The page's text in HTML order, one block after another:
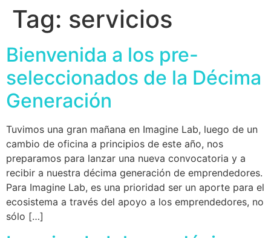
Tag: servicios
Bienvenida a los pre-
seleccionados de la Décima
Generación
Tuvimos una gran mañana en Imagine Lab, luego de un
cambio de oficina a principios de este año, nos
preparamos para lanzar una nueva convocatoria y a
recibir a nuestra décima generación de emprendedores.
Para Imagine Lab, es una prioridad ser un aporte para el
ecosistema a través del apoyo a los emprendedores, no
sólo […]